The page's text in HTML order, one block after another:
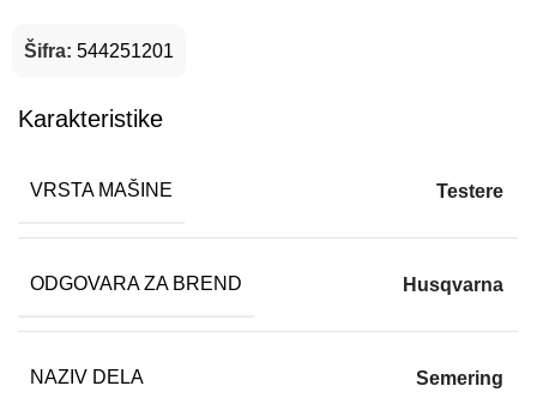
Šifra:544251201
Karakteristike
VRSTA MAŠINE Testere
ODGOVARA ZA BREND Husqvarna
NAZIV DELA Semering